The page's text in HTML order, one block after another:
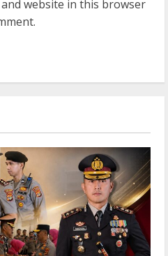
and website in this browser